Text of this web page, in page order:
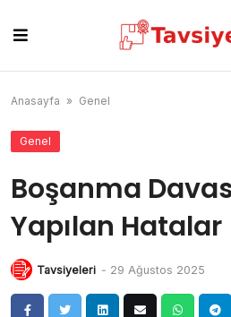
content
Anasayfa » Genel
Genel
Boşanma
Yapılan Hatalar
Tavsiyeleri - 29 Ağustos 2025